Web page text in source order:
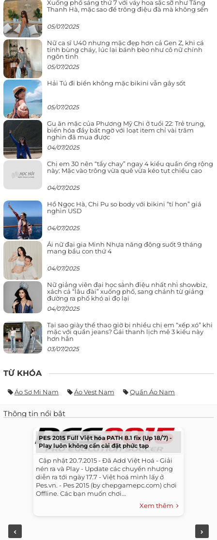
Xuống phố sáng thứ 7 với váy hoa sặc sỡ như Tăng
Thanh Hà, mặc sao để trông điệu đà mà không sến
05/07/2025
Nữ ca sĩ U40 nhưng mặc đẹp hơn cả Gen Z, khi cá
tính bùng cháy, lúc lại bánh bèo như cô nữ chính
ngôn tình
05/07/2025
Hải Tú đi biển không mặc bikini vẫn gây sốt
05/07/2025
Gu ăn mặc của Phương Mỹ Chi ở tuổi 22: Trẻ trung,
biến hóa đầy bất ngờ với loạt item chỉ vài trăm
nghìn đã mua được
04/07/2025
Chị em 30 nên “tẩy chay” ngay 4 kiểu quần ống rộng
này: Mặc vào trông vừa quê vừa kéo tụt chiều cao
04/07/2025
Hồ Ngọc Hà, Chi Pu so body với bikini “tí hon” giá
nghìn USD
04/07/2025
Ái nữ đại gia Minh Nhựa năng động suốt 9 tháng
mang bầu con thứ 4
04/07/2025
Nữ giảng viên đại học sành điệu nhất nhì showbiz,
xách cả “lâu đài” xuống phố, sang chảnh từ giảng
đường ra phố khó ai đọ lại
04/07/2025
Tại sao giày thể thao giờ bị nhiều chị em “xếp xó” khi
mặc với quần jeans? Gái thanh lịch mê 3 kiểu này
hơn hẳn
03/07/2025
TỪ KHÓA
Áo Sơ Mi Nam Áo Vest Nam Quần Áo Nam
Thông tin nổi bật
PES 2015 Full Việt hóa PATH 8.1 fix (Up 18/7) -
Play luôn không cần cài đặt phức tạp
​ ​ Cập nhật 20.7.2015 - Đã Add Việt Hoá - Giải
nén ra và Play - Update các chuyển nhượng
diễn ra tới ngày 17.7 - Việt hoá mình lấy ở
Pes.vn. - Pes 2015 (by chepgamepc.com) chơi
Offline. Các bạn muốn chơi...
Xem thêm